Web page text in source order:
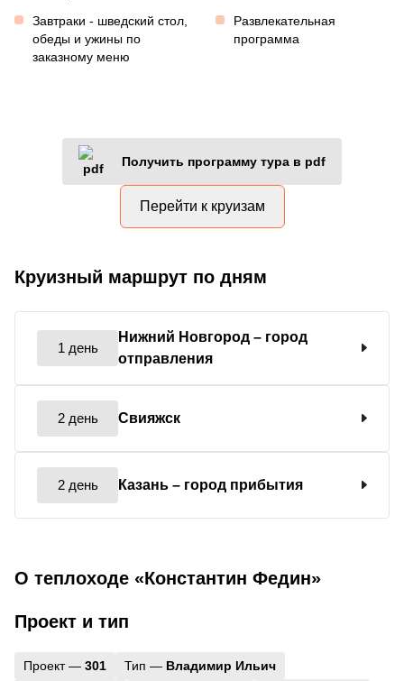
Завтраки - шведский стол,
обеды и ужины по
заказному меню
Развлекательная
программа
Получить программу тура в pdf
Перейти к круизам
Круизный маршрут по дням
1 день
Нижний Новгород – город
отправления
2 день Свияжск
2 день Казань – город прибытия
О теплоходе «Константин Федин»
Проект и тип
Проект — 301 Тип — Владимир Ильич